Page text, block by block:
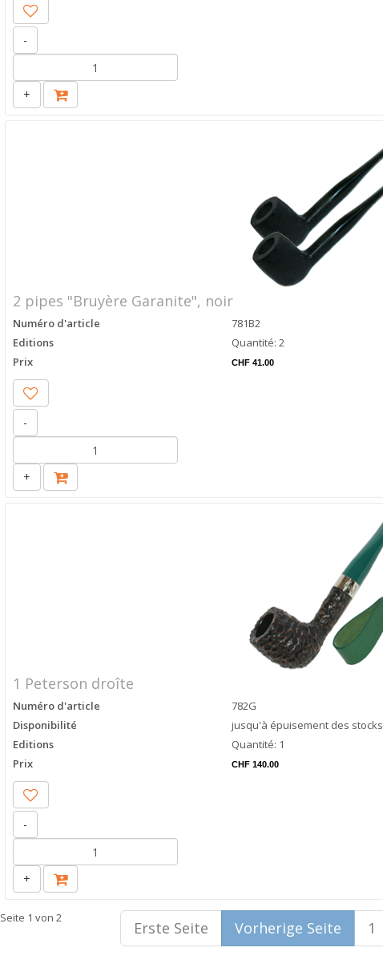
-
+
2 pipes "Bruyère Garanite", noir
Numéro d'article
781B2
Editions
Quantité: 2
Prix
CHF 41.00
-
+
1 Peterson droîte
Numéro d'article
782G
Disponibilité
jusqu'à épuisement des stocks
Editions
Quantité: 1
Prix
CHF 140.00
-
+
Seite 1 von 2
Erste Seite Vorherige Seite 1